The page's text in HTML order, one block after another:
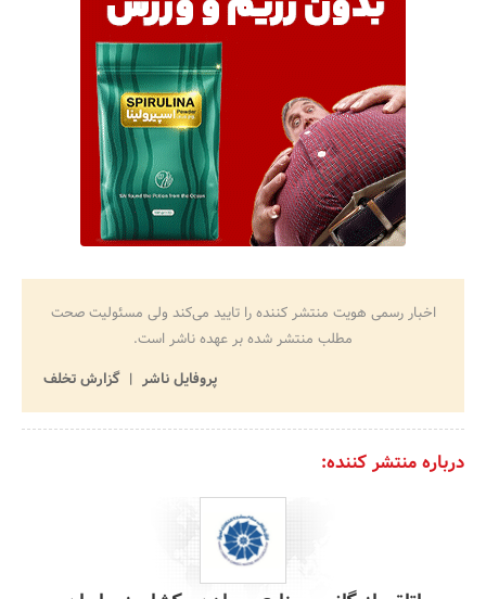
اخبار رسمی هویت منتشر کننده را تایید می‌کند ولی مسئولیت صحت
مطلب منتشر شده بر عهده ناشر است.
پروفایل ناشر
گزارش تخلف
درباره منتشر کننده: